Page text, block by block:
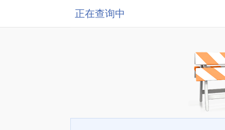
正在查询中